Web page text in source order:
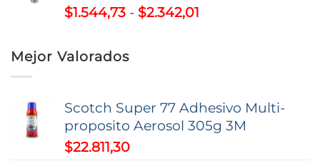
$1.544,73 - $2.342,01
hasta
$2.342,01
Mejor Valorados
Scotch Super 77 Adhesivo Multi-
proposito Aerosol 305g 3M
$22.811,30